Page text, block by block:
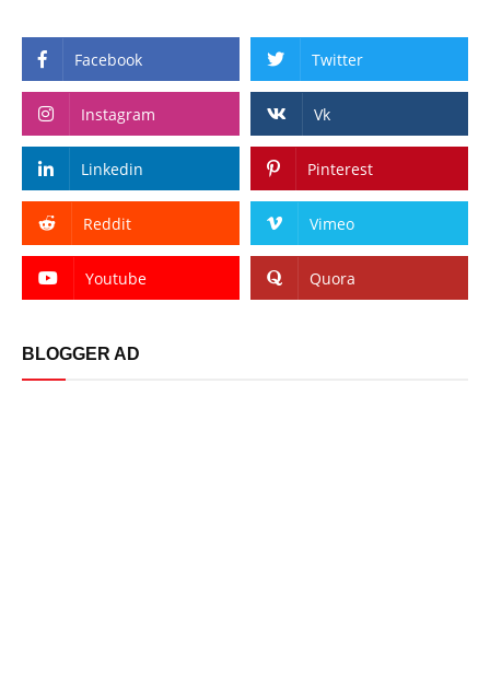
Facebook Twitter
Instagram Vk
Linkedin Pinterest
Reddit Vimeo
Youtube Quora
BLOGGER AD